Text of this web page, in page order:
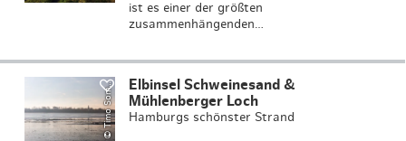
ist es einer der größten
zusammenhängenden…
©
Ti
m
o
S
o
m
m
e
r
,
L
e
e
M
a
a
s
Elbinsel Schweinesand &
Mühlenberger Loch
Hamburgs schönster Strand